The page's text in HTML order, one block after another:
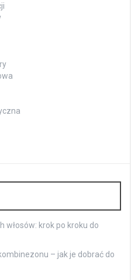
włosów: krok po kroku do
– jak je dobrać do